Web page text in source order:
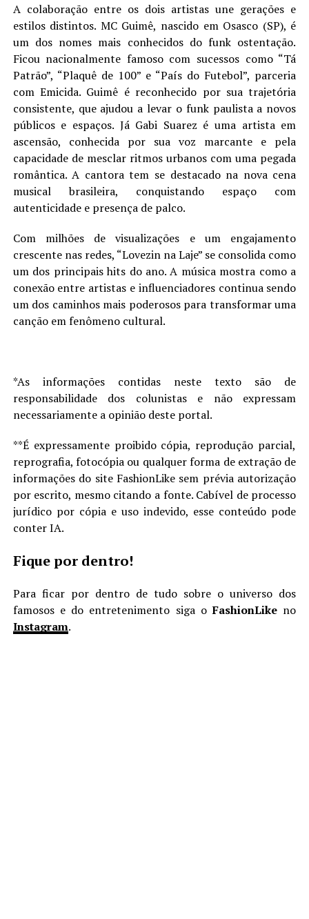
A colaboração entre os dois artistas une gerações e
estilos distintos. MC Guimê, nascido em Osasco (SP), é
um dos nomes mais conhecidos do funk ostentação.
Ficou nacionalmente famoso com sucessos como “Tá
Patrão”, “Plaquê de 100” e “País do Futebol”, parceria
com Emicida. Guimê é reconhecido por sua trajetória
consistente, que ajudou a levar o funk paulista a novos
públicos e espaços. Já Gabi Suarez é uma artista em
ascensão, conhecida por sua voz marcante e pela
capacidade de mesclar ritmos urbanos com uma pegada
romântica. A cantora tem se destacado na nova cena
musical brasileira, conquistando espaço com
autenticidade e presença de palco.
Com milhões de visualizações e um engajamento
crescente nas redes, “Lovezin na Laje” se consolida como
um dos principais hits do ano. A música mostra como a
conexão entre artistas e influenciadores continua sendo
um dos caminhos mais poderosos para transformar uma
canção em fenômeno cultural.
*As informações contidas neste texto são de
responsabilidade dos colunistas e não expressam
necessariamente a opinião deste portal.
**É expressamente proibido cópia, reprodução parcial,
reprografia, fotocópia ou qualquer forma de extração de
informações do site FashionLike sem prévia autorização
por escrito, mesmo citando a fonte. Cabível de processo
jurídico por cópia e uso indevido, esse conteúdo pode
conter IA.
Fique por dentro!
Para ficar por dentro de tudo sobre o universo dos
famosos e do entretenimento siga oFashionLike no
Instagram.